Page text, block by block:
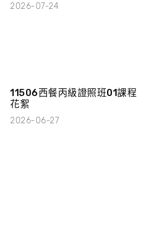
2026-07-24
11506西餐丙級證照班01課程
花絮
2026-06-27